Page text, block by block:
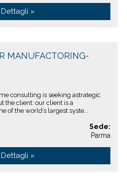
Dettagli »
MANUFACTORING-
consulting is seeking astrategic
the client: our client is a
of the world’s largest syste...
Sede:
Parma
Dettagli »